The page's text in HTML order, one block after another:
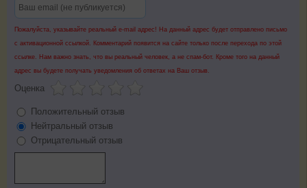
Пожалуйста, указывайте реальный e-mail адрес! На данный адрес будет отправлено письмо
с активационной ссылкой. Комментарий появится на сайте только после перехода по этой
ссылке. Нам важно знать, что вы реальный человек, а не спам-бот. Кроме того на данный
адрес вы будете получать уведомления об ответах на Ваш отзыв.
Оценка
Положительный отзыв
Нейтральный отзыв
Отрицательный отзыв